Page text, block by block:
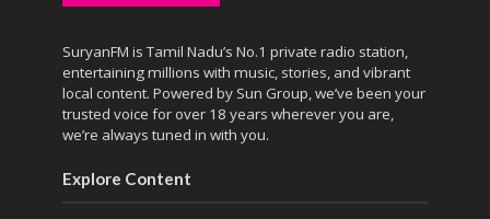
SuryanFM is Tamil Nadu’s No.1 private radio station,
entertaining millions with music, stories, and vibrant
local content. Powered by Sun Group, we’ve been your
trusted voice for over 18 years wherever you are,
we’re always tuned in with you.
Explore Content